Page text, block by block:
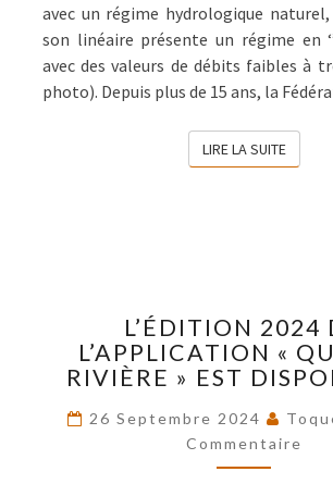
avec un régime hydrologique
son linéaire présente un régime en
avec des valeurs de débits faibles à
photo). Depuis plus de 15 ans, la
LIRE LA SUITELIRE LA
2024
DE
RIVIÈRE »
EST
L’ÉDITION 2024
L’APPLICATION «
RIVIÈRE » EST
26 Septembre 2024
Commentaire